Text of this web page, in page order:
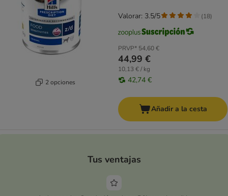
2 opciones
PRVP* 54,60 €
44,99 €
10,13 € / kg
42,74 €
Valorar: 3.5/5 (18)
Añadir a la cesta
Tus ventajas